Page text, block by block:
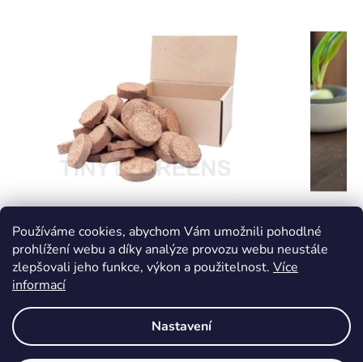
Používáme cookies, abychom Vám umožnili pohodlné
prohlížení webu a díky analýze provozu webu neustále
zlepšovali jeho funkce, výkon a použitelnost. Více
informací
Nastavení
Kokosové tablety na pěstování
Dodání do 14-ti dnů
Velká
DETAIL